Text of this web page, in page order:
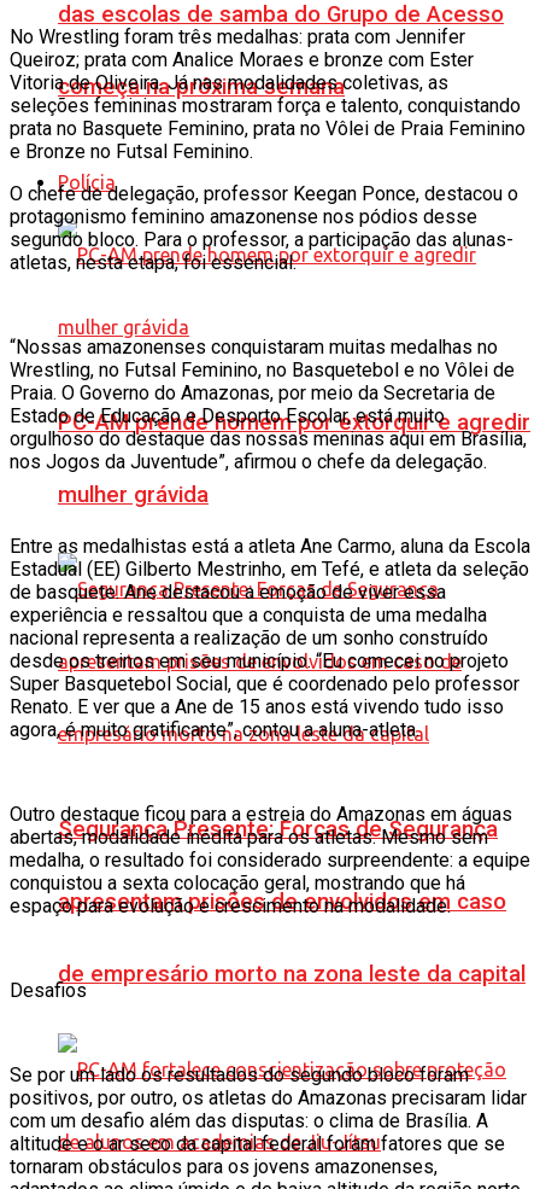
das escolas de samba do Grupo de Acesso
começa na próxima semana
Polícia
PC-AM prende homem por extorquir e agredir
mulher grávida
Segurança Presente: Forças de Segurança
apresentam prisões de envolvidos em caso
de empresário morto na zona leste da capital
No Wrestling foram três medalhas: prata com Jennifer
Queiroz; prata com Analice Moraes e bronze com Ester
Vitoria de Oliveira. Já nas modalidades coletivas, as
seleções femininas mostraram força e talento, conquistando
prata no Basquete Feminino, prata no Vôlei de Praia Feminino
e Bronze no Futsal Feminino.
O chefe de delegação, professor Keegan Ponce, destacou o
protagonismo feminino amazonense nos pódios desse
segundo bloco. Para o professor, a participação das alunas-
atletas, nesta etapa, foi essencial.
“Nossas amazonenses conquistaram muitas medalhas no
Wrestling, no Futsal Feminino, no Basquetebol e no Vôlei de
Praia. O Governo do Amazonas, por meio da Secretaria de
Estado de Educação e Desporto Escolar, está muito
orgulhoso do destaque das nossas meninas aqui em Brasília,
nos Jogos da Juventude”, afirmou o chefe da delegação.
Entre as medalhistas está a atleta Ane Carmo, aluna da Escola
Estadual (EE) Gilberto Mestrinho, em Tefé, e atleta da seleção
de basquete. Ane destacou a emoção de viver essa
experiência e ressaltou que a conquista de uma medalha
nacional representa a realização de um sonho construído
desde os treinos em seu município. “Eu comecei no projeto
Super Basquetebol Social, que é coordenado pelo professor
Renato. E ver que a Ane de 15 anos está vivendo tudo isso
agora, é muito gratificante”, contou a aluna-atleta.
Outro destaque ficou para a estreia do Amazonas em águas
abertas, modalidade inédita para os atletas. Mesmo sem
medalha, o resultado foi considerado surpreendente: a equipe
conquistou a sexta colocação geral, mostrando que há
espaço para evolução e crescimento na modalidade.
Desafios
Se por um lado os resultados do segundo bloco foram
positivos, por outro, os atletas do Amazonas precisaram lidar
com um desafio além das disputas: o clima de Brasília. A
altitude e o ar seco da capital federal foram fatores que se
tornaram obstáculos para os jovens amazonenses,